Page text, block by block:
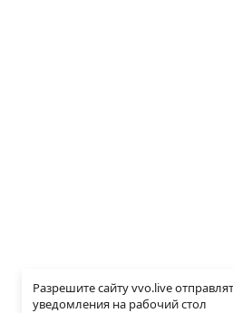
Разрешите сайту vvo.live
уведомления на рабочий стол